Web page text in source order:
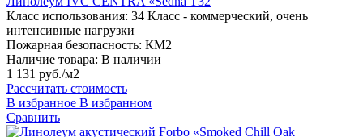
Класс использования: 34 Класс - коммерческий, очень
интенсивные нагрузки
Пожарная безопасность: КМ2
Наличие товара: В наличии
1 131 руб./м2
Рассчитать стоимость
В избранное В избранном
Сравнить